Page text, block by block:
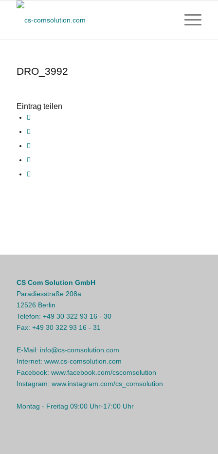
DRO_3992
Eintrag teilen
CS Com Solution GmbH
Paradiesstraße 208a
12526 Berlin
Telefon: +49 30 322 93 16 - 30
Fax: +49 30 322 93 16 - 31
E-Mail: info@cs-comsolution.com
Internet: www.cs-comsolution.com
Facebook: www.facebook.com/cscomsolution
Instagram: www.instagram.com/cs_comsolution
Montag - Freitag 09:00 Uhr-17:00 Uhr